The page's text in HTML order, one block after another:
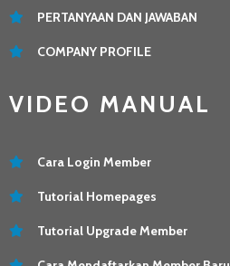
PERTANYAAN DAN JAWABAN
COMPANY PROFILE
VIDEO MANUAL
Cara Login Member
Tutorial Homepages
Tutorial Upgrade Member